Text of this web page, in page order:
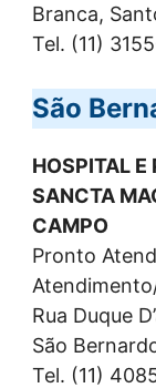
Branca,
Tel. (11)
São
HOSPITAL E
SANCTA
CAMPO
Pronto
Rua Duque
São
Tel. (11)